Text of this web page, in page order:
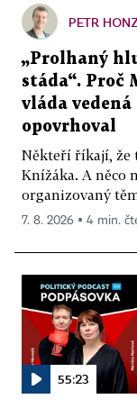
PETR
„Prolhaný
stáda“. Proč
vláda
opovrhoval
Někteří říkají, že
Knížáka. A něco
organizovaný
7. 8. 2026 ▪ 4 min.
55:23